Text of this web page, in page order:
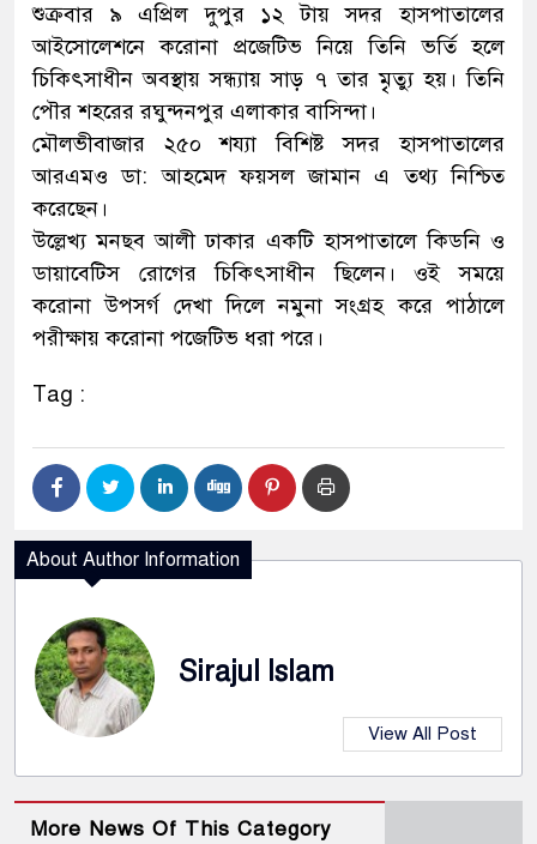
শুক্রবার ৯ এপ্রিল দুপুর ১২ টায় সদর হাসপাতালের
আইসোলেশনে করোনা প্রজেটিভ নিয়ে তিনি ভর্তি হলে
চিকিৎসাধীন অবস্থায় সন্ধ্যায় সাড় ৭ তার মৃৃত্যু হয়। তিনি
পৌর শহরের রঘুন্দনপুর এলাকার বাসিন্দা।
মৌলভীবাজার ২৫০ শয্যা বিশিষ্ট সদর হাসপাতালের
আরএমও ডা: আহমেদ ফয়সল জামান এ তথ্য নিশ্চিত
করেছেন।
উল্লেখ্য মনছব আলী ঢাকার একটি হাসপাতালে কিডনি ও
ডায়াবেটিস রোগের চিকিৎসাধীন ছিলেন। ওই সময়ে
করোনা উপসর্গ দেখা দিলে নমুনা সংগ্রহ করে পাঠালে
পরীক্ষায় করোনা পজেটিভ ধরা পরে।
Tag :
About Author Information
Sirajul Islam
View All Post
More News Of This Category